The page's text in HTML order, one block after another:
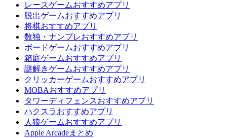
レースゲームおすすめアプリ
脱出ゲームおすすめアプリ
将棋おすすめアプリ
数独・ナンプレおすすめアプリ
ボードゲームおすすめアプリ
箱庭ゲームおすすめアプリ
謎解きゲームおすすめアプリ
クリッカーゲームおすすめアプリ
MOBAおすすめアプリ
タワーディフェンスおすすめアプリ
ハクスラおすすめアプリ
人狼ゲームおすすめアプリ
Apple Arcadeまとめ